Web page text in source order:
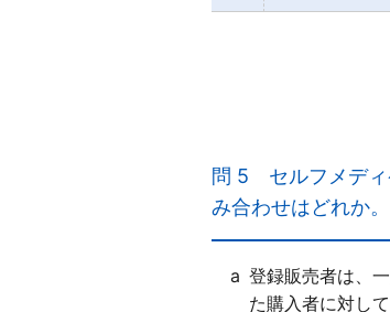
に（ ｂ届出 ）さ
問 5 セルフメデ
み合わせはどれか。
a 登録販売者は、
た購入者に対し